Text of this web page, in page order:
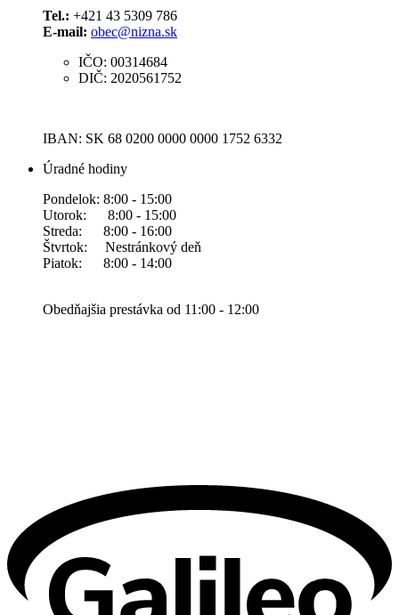
Tel.: +421 43 5309 786
E-mail: obec@nizna.sk
IČO: 00314684
DIČ: 2020561752
IBAN: SK 68 0200 0000 0000 1752 6332
Úradné hodiny
Pondelok: 8:00 - 15:00
Utorok: 8:00 - 15:00
Streda: 8:00 - 16:00
Štvrtok: Nestránkový deň
Piatok: 8:00 - 14:00
Obedňajšia prestávka od 11:00 - 12:00